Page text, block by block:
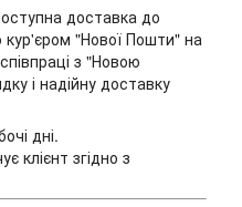
доставка до
кур'єром "Нової Пошти" на
з "Новою
і надійну доставку
дні.
клієнт згідно з